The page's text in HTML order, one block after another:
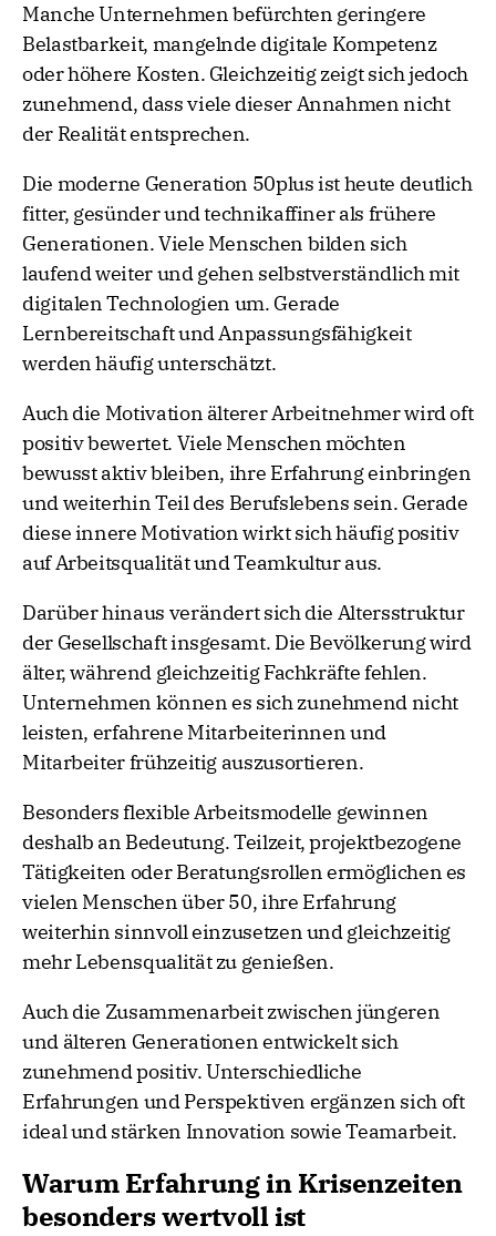
Manche Unternehmen befürchten geringere
Belastbarkeit, mangelnde digitale Kompetenz
oder höhere Kosten. Gleichzeitig zeigt sich jedoch
zunehmend, dass viele dieser Annahmen nicht
der Realität entsprechen.
Die moderne Generation 50plus ist heute deutlich
fitter, gesünder und technikaffiner als frühere
Generationen. Viele Menschen bilden sich
laufend weiter und gehen selbstverständlich mit
digitalen Technologien um. Gerade
Lernbereitschaft und Anpassungsfähigkeit
werden häufig unterschätzt.
Auch die Motivation älterer Arbeitnehmer wird oft
positiv bewertet. Viele Menschen möchten
bewusst aktiv bleiben, ihre Erfahrung einbringen
und weiterhin Teil des Berufslebens sein. Gerade
diese innere Motivation wirkt sich häufig positiv
auf Arbeitsqualität und Teamkultur aus.
Darüber hinaus verändert sich die Altersstruktur
der Gesellschaft insgesamt. Die Bevölkerung wird
älter, während gleichzeitig Fachkräfte fehlen.
Unternehmen können es sich zunehmend nicht
leisten, erfahrene Mitarbeiterinnen und
Mitarbeiter frühzeitig auszusortieren.
Besonders flexible Arbeitsmodelle gewinnen
deshalb an Bedeutung. Teilzeit, projektbezogene
Tätigkeiten oder Beratungsrollen ermöglichen es
vielen Menschen über 50, ihre Erfahrung
weiterhin sinnvoll einzusetzen und gleichzeitig
mehr Lebensqualität zu genießen.
Auch die Zusammenarbeit zwischen jüngeren
und älteren Generationen entwickelt sich
zunehmend positiv. Unterschiedliche
Erfahrungen und Perspektiven ergänzen sich oft
ideal und stärken Innovation sowie Teamarbeit.
Warum Erfahrung in Krisenzeiten
besonders wertvoll ist